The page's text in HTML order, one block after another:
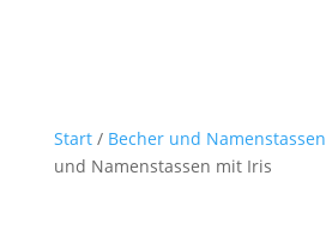
Start/ Becher und Namenstassen
und Namenstassen mit Iris